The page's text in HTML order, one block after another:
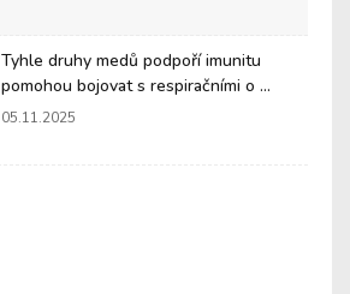
Tyhle druhy medů podpoří imunitu
pomohou bojovat s respiračními o ...
05.11.2025